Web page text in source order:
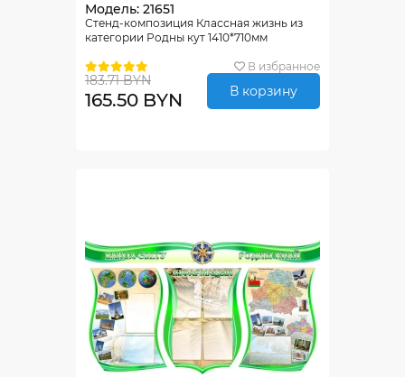
Модель: 21651
Стенд-композиция Классная жизнь из
категории Родны кут 1410*710мм
В избранное
183.71 BYN
165.50 BYN В корзину